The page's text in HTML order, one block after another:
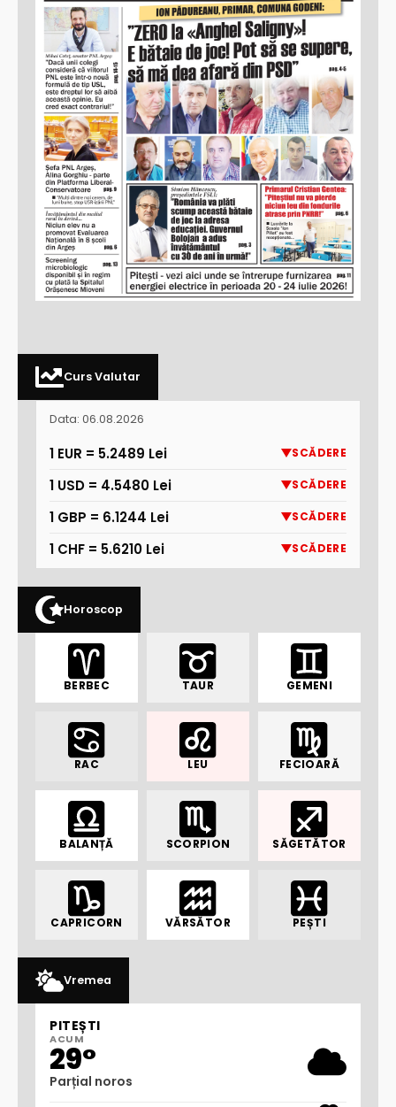
Curs Valutar
Data: 06.08.2026
1 EUR = 5.2489 Lei SCĂDERE
1 USD = 4.5480 Lei SCĂDERE
1 GBP = 6.1244 Lei SCĂDERE
1 CHF = 5.6210 Lei SCĂDERE
Horoscop
BERBEC TAUR GEMENI
RAC LEU FECIOARĂ
BALANȚĂ SCORPION SĂGETĂTOR
CAPRICORN VĂRSĂTOR PEȘTI
Vremea
PITEȘTI
ACUM
29°
Parțial noros